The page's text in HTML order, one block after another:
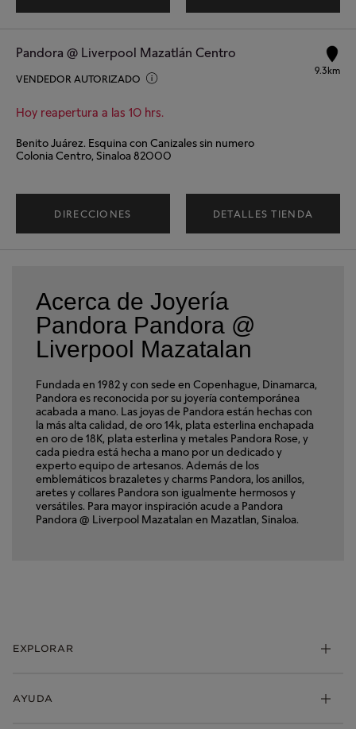
Pandora @ Liverpool Mazatlán Centro
VENDEDOR AUTORIZADO
Hoy reapertura a las 10 hrs.
9.3km
Benito Juárez. Esquina con Canizales sin numero
Colonia Centro, Sinaloa 82000
DIRECCIONES DETALLES TIENDA
Acerca de Joyería
Pandora Pandora @
Liverpool Mazatalan
Fundada en 1982 y con sede en Copenhague, Dinamarca,
Pandora es reconocida por su joyería contemporánea
acabada a mano. Las joyas de Pandora están hechas con
la más alta calidad, de oro 14k, plata esterlina enchapada
en oro de 18K, plata esterlina y metales Pandora Rose, y
cada piedra está hecha a mano por un dedicado y
experto equipo de artesanos. Además de los
emblemáticos brazaletes y charms Pandora, los anillos,
aretes y collares Pandora son igualmente hermosos y
versátiles. Para mayor inspiración acude a Pandora
Pandora @ Liverpool Mazatalan en Mazatlan, Sinaloa.
EXPLORAR
AYUDA